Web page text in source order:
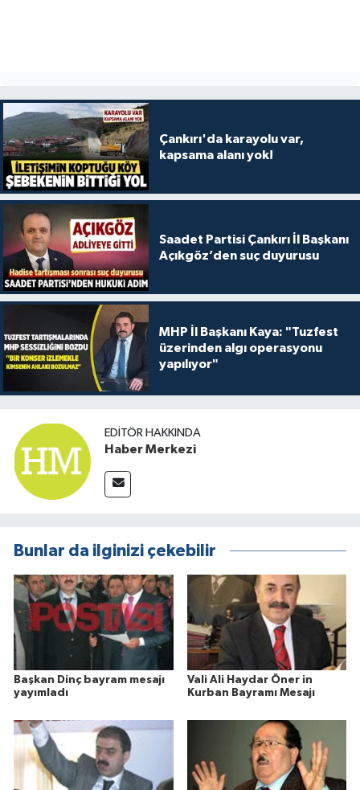
Çankırı'da karayolu var,
kapsama alanı yok!
Saadet Partisi Çankırı İl Başkanı
Açıkgöz’den suç duyurusu
MHP İl Başkanı Kaya: "Tuzfest
üzerinden algı operasyonu
yapılıyor"
EDITÖR HAKKINDA
Haber Merkezi
Bunlar da ilginizi çekebilir
Başkan Dinç bayram mesajı
yayımladı
Vali Ali Haydar Öner in
Kurban Bayramı Mesajı